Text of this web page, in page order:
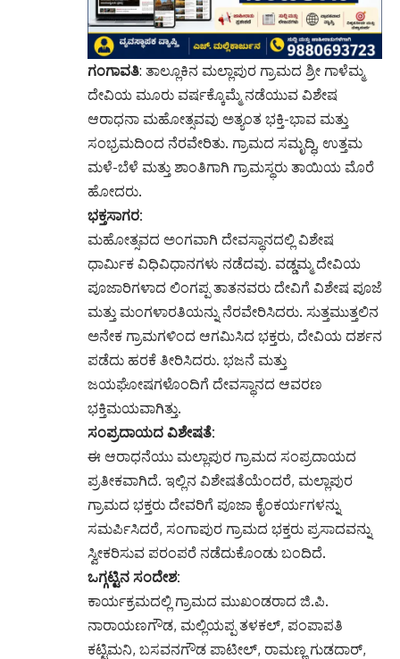
ಗಂಗಾವತಿ: ತಾಲ್ಲೂಕಿನ ಮಲ್ಲಾಪುರ ಗ್ರಾಮದ ಶ್ರೀ ಗಾಳೆಮ್ಮ
ದೇವಿಯ ಮೂರು ವರ್ಷಕ್ಕೊಮ್ಮೆ ನಡೆಯುವ ವಿಶೇಷ
ಆರಾಧನಾ ಮಹೋತ್ಸವವು ಅತ್ಯಂತ ಭಕ್ತಿ-ಭಾವ ಮತ್ತು
ಸಂಭ್ರಮದಿಂದ ನೆರವೇರಿತು. ಗ್ರಾಮದ ಸಮೃದ್ಧಿ, ಉತ್ತಮ
ಮಳೆ-ಬೆಳೆ ಮತ್ತು ಶಾಂತಿಗಾಗಿ ಗ್ರಾಮಸ್ಥರು ತಾಯಿಯ ಮೊರೆ
ಹೋದರು.
ಭಕ್ತಸಾಗರ:
ಮಹೋತ್ಸವದ ಅಂಗವಾಗಿ ದೇವಸ್ಥಾನದಲ್ಲಿ ವಿಶೇಷ
ಧಾರ್ಮಿಕ ವಿಧಿವಿಧಾನಗಳು ನಡೆದವು. ವಡ್ಡಮ್ಮ ದೇವಿಯ
ಪೂಜಾರಿಗಳಾದ ಲಿಂಗಪ್ಪ ತಾತನವರು ದೇವಿಗೆ ವಿಶೇಷ ಪೂಜೆ
ಮತ್ತು ಮಂಗಳಾರತಿಯನ್ನು ನೆರವೇರಿಸಿದರು. ಸುತ್ತಮುತ್ತಲಿನ
ಅನೇಕ ಗ್ರಾಮಗಳಿಂದ ಆಗಮಿಸಿದ ಭಕ್ತರು, ದೇವಿಯ ದರ್ಶನ
ಪಡೆದು ಹರಕೆ ತೀರಿಸಿದರು. ಭಜನೆ ಮತ್ತು
ಜಯಘೋಷಗಳೊಂದಿಗೆ ದೇವಸ್ಥಾನದ ಆವರಣ
ಭಕ್ತಿಮಯವಾಗಿತ್ತು.
ಸಂಪ್ರದಾಯದ ವಿಶೇಷತೆ:
ಈ ಆರಾಧನೆಯು ಮಲ್ಲಾಪುರ ಗ್ರಾಮದ ಸಂಪ್ರದಾಯದ
ಪ್ರತೀಕವಾಗಿದೆ. ಇಲ್ಲಿನ ವಿಶೇಷತೆಯೆಂದರೆ, ಮಲ್ಲಾಪುರ
ಗ್ರಾಮದ ಭಕ್ತರು ದೇವರಿಗೆ ಪೂಜಾ ಕೈಂಕರ್ಯಗಳನ್ನು
ಸಮರ್ಪಿಸಿದರೆ, ಸಂಗಾಪುರ ಗ್ರಾಮದ ಭಕ್ತರು ಪ್ರಸಾದವನ್ನು
ಸ್ವೀಕರಿಸುವ ಪರಂಪರೆ ನಡೆದುಕೊಂಡು ಬಂದಿದೆ.
ಒಗ್ಗಟ್ಟಿನ ಸಂದೇಶ:
ಕಾರ್ಯಕ್ರಮದಲ್ಲಿ ಗ್ರಾಮದ ಮುಖಂಡರಾದ ಜಿ.ಪಿ.
ನಾರಾಯಣಗೌಡ, ಮಲ್ಲಿಯಪ್ಪ ತಳಕಲ್, ಪಂಪಾಪತಿ
ಕಟ್ಟಿಮನಿ, ಬಸವನಗೌಡ ಪಾಟೀಲ್, ರಾಮಣ್ಣ ಗುಡದಾರ್,